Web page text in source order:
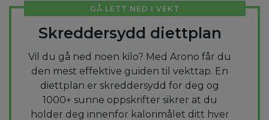
GÅ LETT NED I VEKT
Skreddersydd diettplan
Vil du gå ned noen kilo? Med Arono får du
den mest effektive guiden til vekttap. En
diettplan er skreddersydd for deg og
1000+ sunne oppskrifter sikrer at du
holder deg innenfor kalorimålet ditt hver